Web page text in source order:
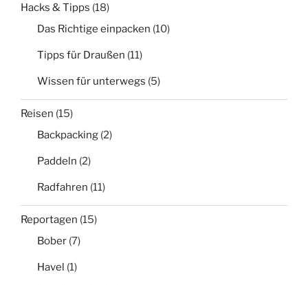
Hacks & Tipps (18)
Das Richtige einpacken (10)
Tipps für Draußen (11)
Wissen für unterwegs (5)
Reisen (15)
Backpacking (2)
Paddeln (2)
Radfahren (11)
Reportagen (15)
Bober (7)
Havel (1)